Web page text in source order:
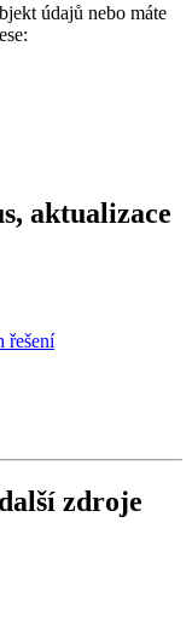
údajů nebo máte
aktualizace
řešení
zdroje